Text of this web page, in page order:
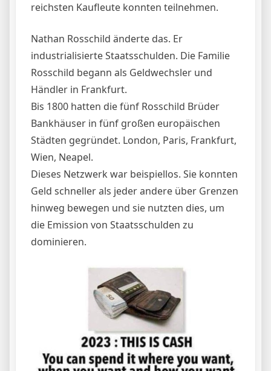
reichsten Kaufleute konnten teilnehmen.
Nathan Rosschild änderte das. Er
industrialisierte Staatsschulden. Die Familie
Rosschild begann als Geldwechsler und
Händler in Frankfurt.
Bis 1800 hatten die fünf Rosschild Brüder
Bankhäuser in fünf großen europäischen
Städten gegründet. London, Paris, Frankfurt,
Wien, Neapel.
Dieses Netzwerk war beispiellos. Sie konnten
Geld schneller als jeder andere über Grenzen
hinweg bewegen und sie nutzten dies, um
die Emission von Staatsschulden zu
dominieren.